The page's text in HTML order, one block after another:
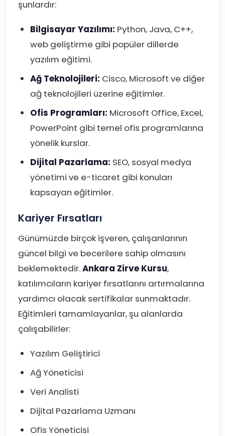
şunlardır:
Bilgisayar Yazılımı: Python, Java, C++,
web geliştirme gibi popüler dillerde
yazılım eğitimi.
Ağ Teknolojileri: Cisco, Microsoft ve diğer
ağ teknolojileri üzerine eğitimler.
Ofis Programları: Microsoft Office, Excel,
PowerPoint gibi temel ofis programlarına
yönelik kurslar.
Dijital Pazarlama: SEO, sosyal medya
yönetimi ve e-ticaret gibi konuları
kapsayan eğitimler.
Kariyer Fırsatları
Günümüzde birçok işveren, çalışanlarının
güncel bilgi ve becerilere sahip olmasını
beklemektedir.Ankara Zirve Kursu,
katılımcıların kariyer fırsatlarını artırmalarına
yardımcı olacak sertifikalar sunmaktadır.
Eğitimleri tamamlayanlar, şu alanlarda
çalışabilirler:
Yazılım Geliştirici
Ağ Yöneticisi
Veri Analisti
Dijital Pazarlama Uzmanı
Ofis Yöneticisi